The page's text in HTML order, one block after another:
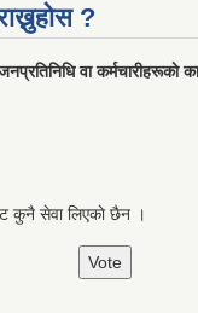
?
वा कर्मचारीहरूकाे
कुनै सेवा लिएकाे छैन ।